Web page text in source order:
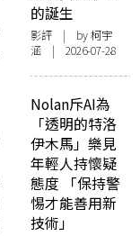
的誕生
影評 | by 柯宇
涵 | 2026-07-28
Nolan斥AI為
「透明的特洛
伊木馬」樂見
年輕人持懷疑
態度 「保持警
惕才能善用新
技術」